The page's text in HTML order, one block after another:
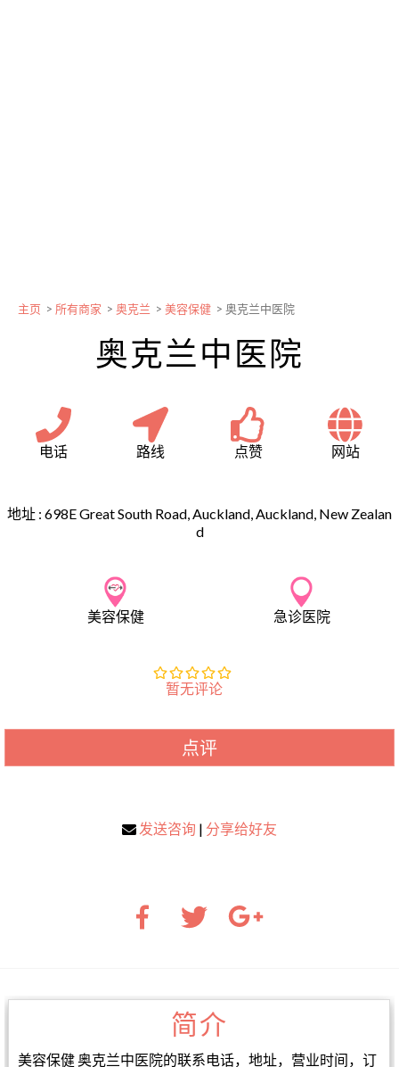
主页 > 所有商家 > 奥克兰 > 美容保健 > 奥克兰中医院
奥克兰中医院
电话 路线 点赞 网站
地址 : 698E Great South Road, Auckland, Auckland, New Zealan
d
美容保健 急诊医院
暂无评论
点评
发送咨询 | 分享给好友
简介
美容保健 奥克兰中医院的联系电话，地址，营业时间，订